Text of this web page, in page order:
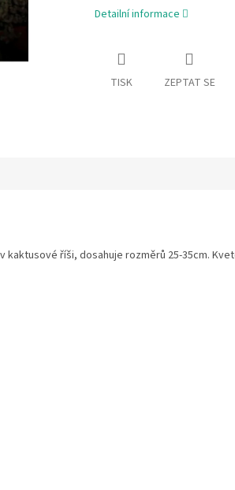
Detailní informace
TISK ZEPTAT SE
kaktusové říši, dosahuje rozměrů 25-35cm.